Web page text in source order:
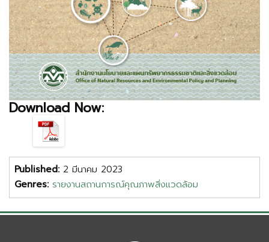
Download Now:
Published: 2 มีนาคม 2023
Genres: รายงานสถานการณ์คุณภาพสิ่งแวดล้อม